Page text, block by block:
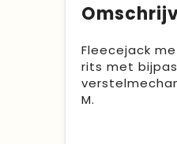
Fleecejack
rits met
M.